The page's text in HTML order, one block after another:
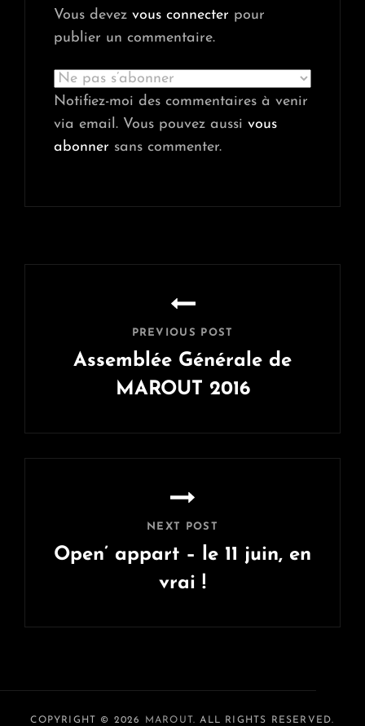
Vous devez vous connecter pour
publier un commentaire.
Notifiez-moi des commentaires à venir
via email. Vous pouvez aussi vous
abonner sans commenter.
PREVIOUS POST
Assemblée Générale de
MAROUT 2016
Post
NEXT POST
Open’ appart – le 11 juin, en
vrai !
Post
COPYRIGHT © 2026 MAROUT. ALL RIGHTS RESERVED.